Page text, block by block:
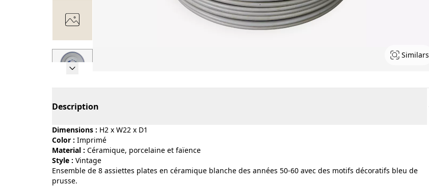
Similars
Description
Dimensions : H2 x W22 x D1
Color : imprimé
Material :
céramique, porcelaine et faïence
Style :
vintage
Ensemble de 8 assiettes plates en céramique blanche des années 50-60 avec des motifs décoratifs bleu de
prusse.